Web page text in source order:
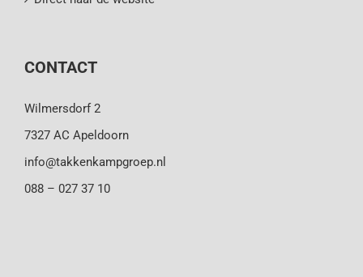
CONTACT
Wilmersdorf 2
7327 AC Apeldoorn
info@takkenkampgroep.nl
088 – 027 37 10